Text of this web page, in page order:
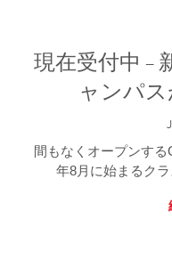
現在受付中 –
ャンパ
間もなくオープンす
年8月に始まるク